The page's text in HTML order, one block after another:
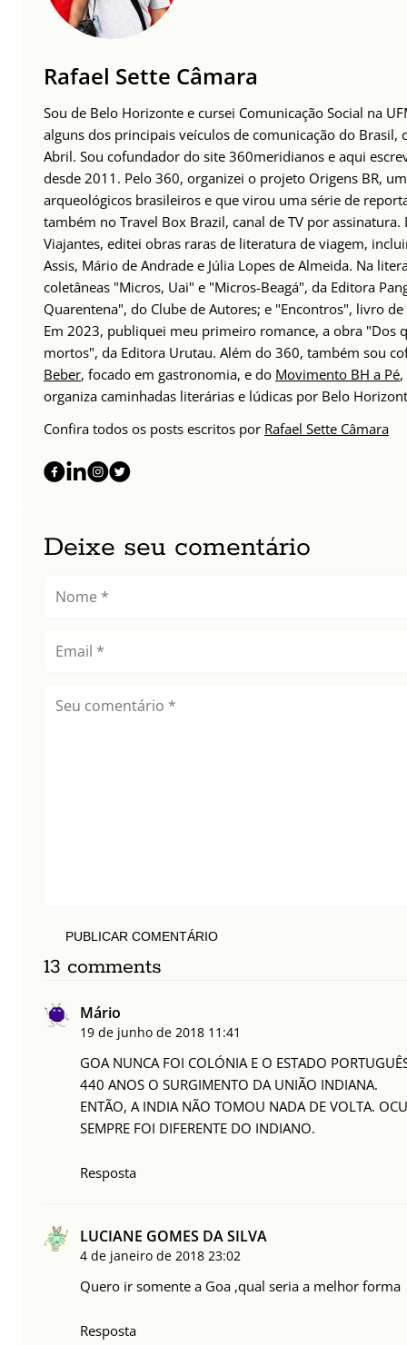
Rafael Sette Câmara
Sou de Belo Horizonte e cursei Comunicação Social na
alguns dos principais veículos de comunicação do Brasil,
Abril. Sou cofundador do site 360meridianos e aqui
desde 2011. Pelo 360, organizei o projeto Origens BR,
arqueológicos brasileiros e que virou uma série de
também no Travel Box Brazil, canal de TV por
Viajantes, editei obras raras de literatura de viagem,
Assis, Mário de Andrade e Júlia Lopes de Almeida. Na
coletâneas "Micros, Uai" e "Micros-Beagá", da Editora
Quarentena", do Clube de Autores; e "Encontros", livro
Em 2023, publiquei meu primeiro romance, a obra "Dos
mortos", da Editora Urutau. Além do 360, também sou
Beber, focado em gastronomia, e do Movimento BH a Pé
organiza caminhadas literárias e lúdicas por Belo
Confira todos os posts escritos por Rafael Sette Câmara
Deixe seu comentário
PUBLICAR COMENTÁRIO
13 comments
Mário
19 de junho de 2018 11:41
GOA NUNCA FOI COLÓNIA E O ESTADO
440 ANOS O SURGIMENTO DA UNIÃO INDIANA.
ENTÃO, A INDIA NÃO TOMOU NADA DE VOLTA.
SEMPRE FOI DIFERENTE DO INDIANO.
Resposta
LUCIANE GOMES DA SILVA
4 de janeiro de 2018 23:02
Quero ir somente a Goa ,qual seria a melhor forma
Resposta